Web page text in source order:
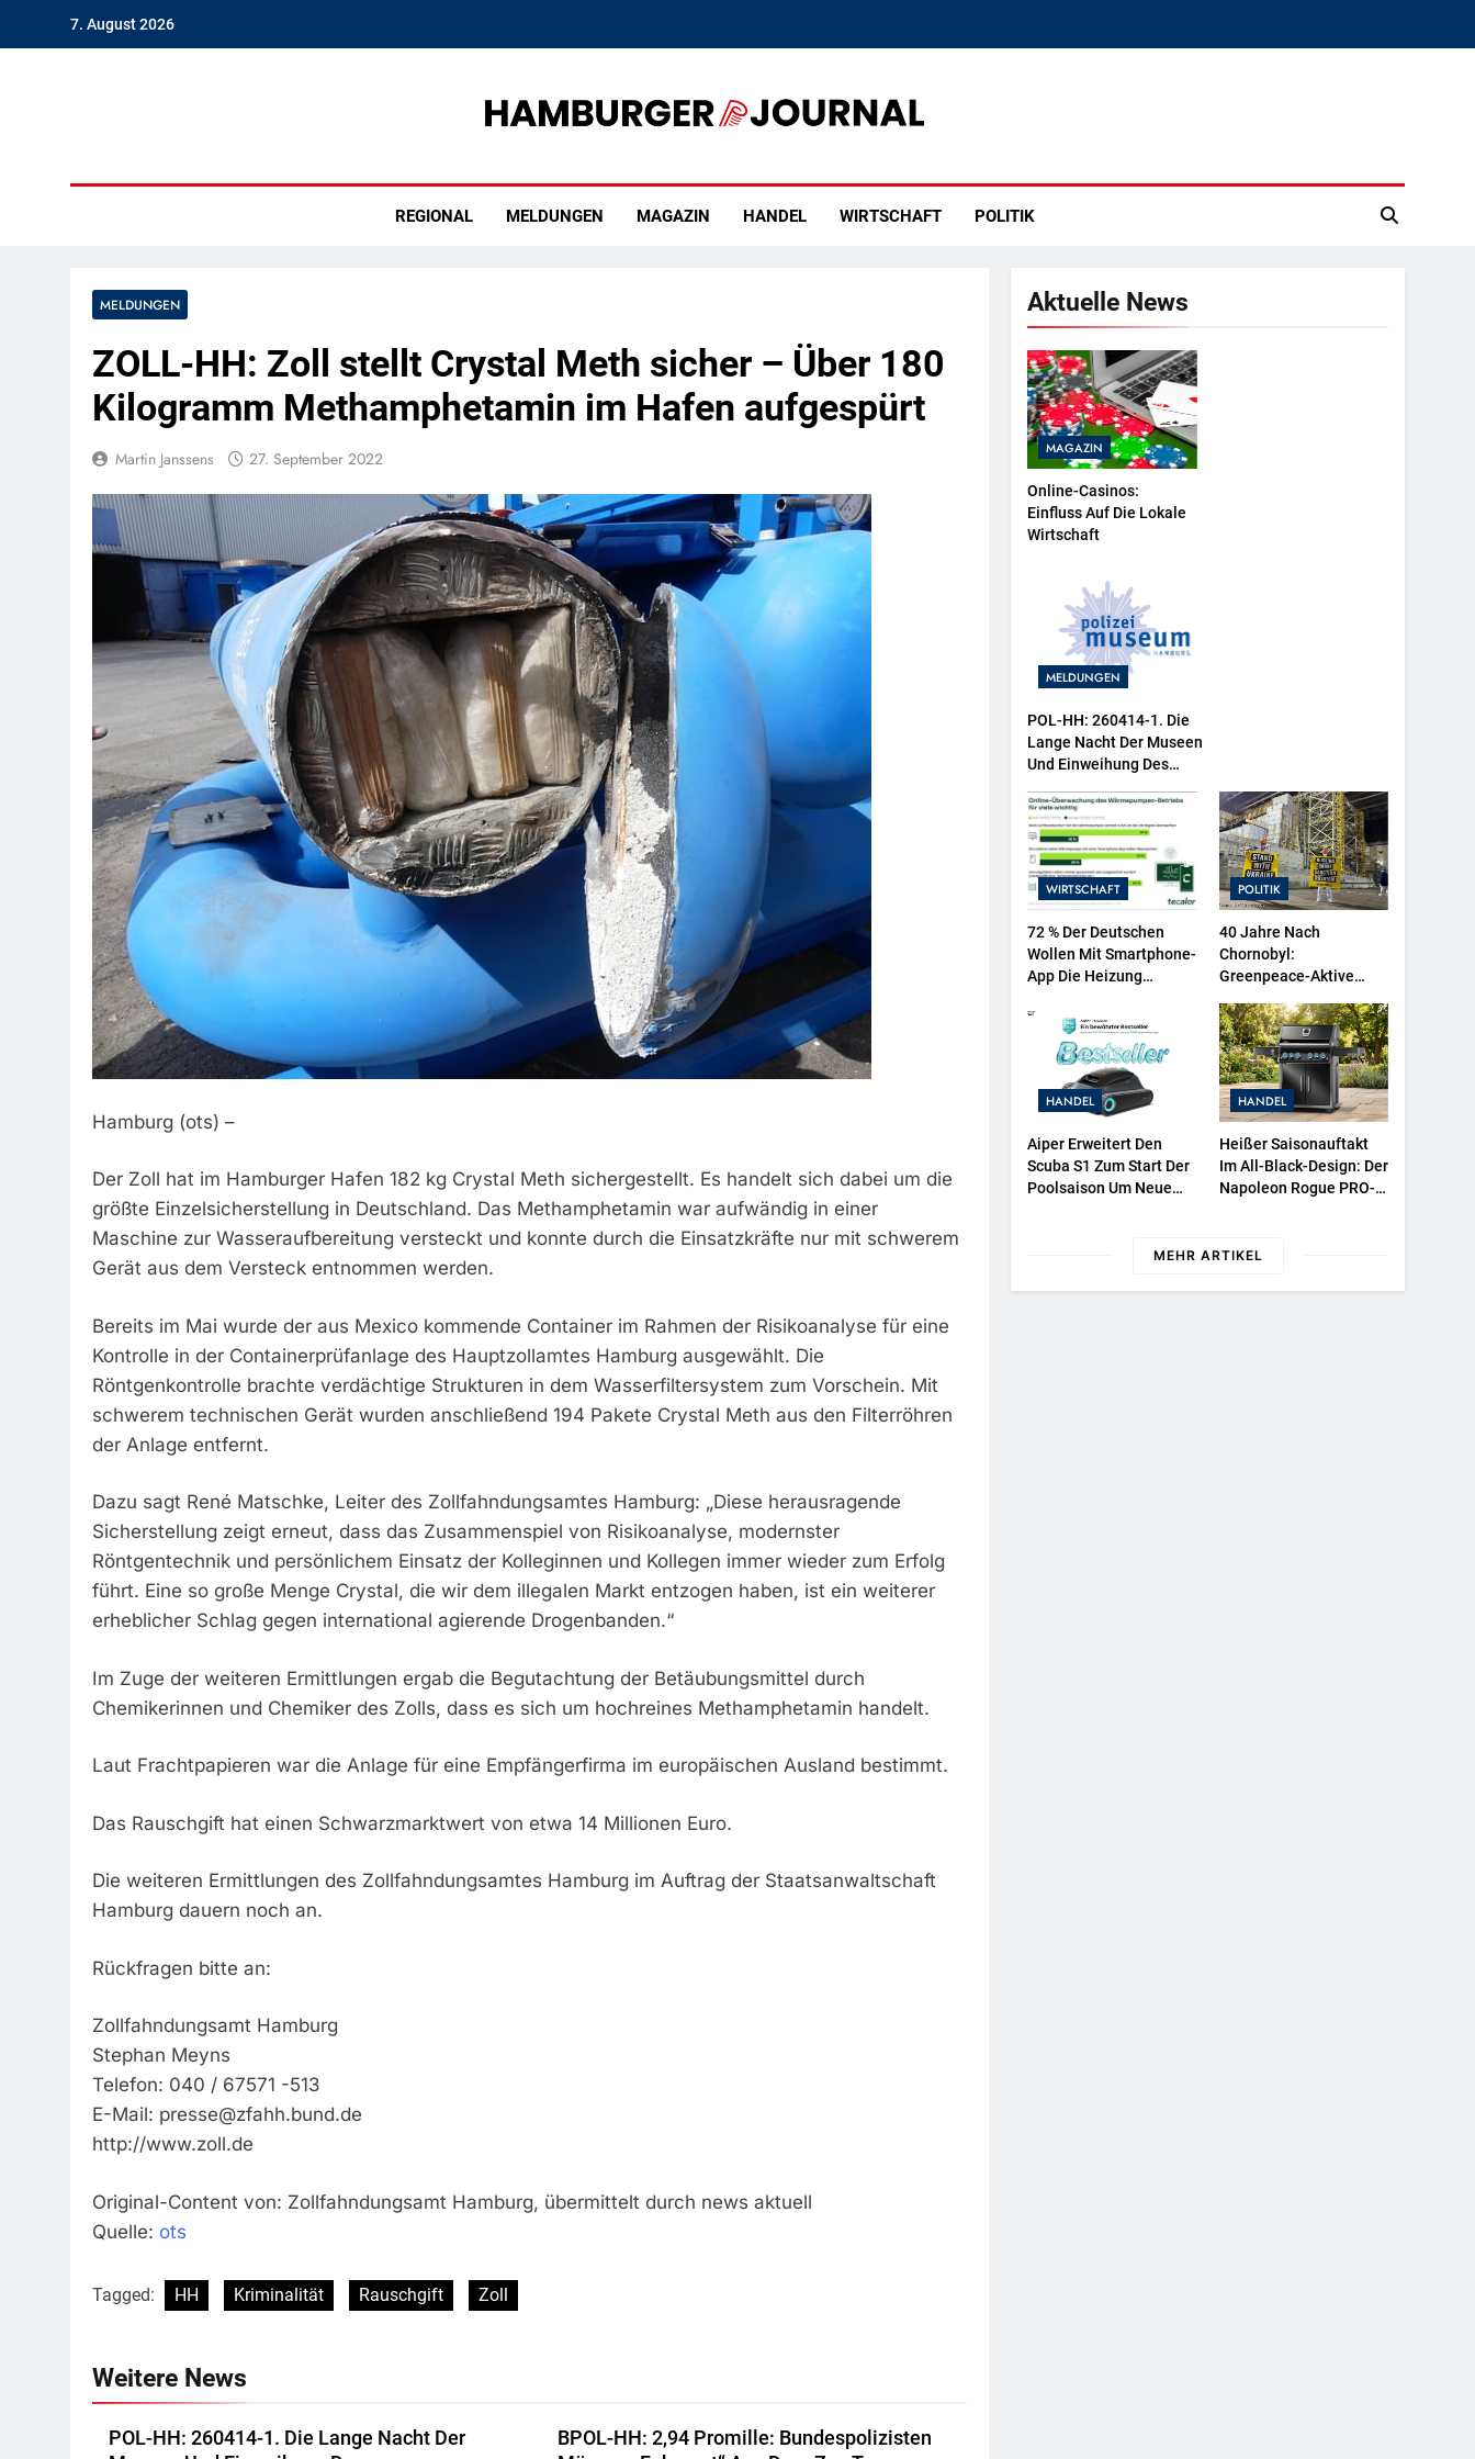
7. August 2026
REGIONAL MELDUNGEN MAGAZIN HANDEL WIRTSCHAFT POLITIK
MELDUNGEN
ZOLL-HH: Zoll stellt Crystal Meth sicher – Über 180
Kilogramm Methamphetamin im Hafen aufgespürt
Martin Janssens 27. September 2022
Hamburg (ots) –
Der Zoll hat im Hamburger Hafen 182 kg Crystal Meth sichergestellt. Es handelt sich dabei um die
größte Einzelsicherstellung in Deutschland. Das Methamphetamin war aufwändig in einer
Maschine zur Wasseraufbereitung versteckt und konnte durch die Einsatzkräfte nur mit schwerem
Gerät aus dem Versteck entnommen werden.
Bereits im Mai wurde der aus Mexico kommende Container im Rahmen der Risikoanalyse für eine
Kontrolle in der Containerprüfanlage des Hauptzollamtes Hamburg ausgewählt. Die
Röntgenkontrolle brachte verdächtige Strukturen in dem Wasserfiltersystem zum Vorschein. Mit
schwerem technischen Gerät wurden anschließend 194 Pakete Crystal Meth aus den Filterröhren
der Anlage entfernt.
Dazu sagt René Matschke, Leiter des Zollfahndungsamtes Hamburg: „Diese herausragende
Sicherstellung zeigt erneut, dass das Zusammenspiel von Risikoanalyse, modernster
Röntgentechnik und persönlichem Einsatz der Kolleginnen und Kollegen immer wieder zum Erfolg
führt. Eine so große Menge Crystal, die wir dem illegalen Markt entzogen haben, ist ein weiterer
erheblicher Schlag gegen international agierende Drogenbanden.“
Im Zuge der weiteren Ermittlungen ergab die Begutachtung der Betäubungsmittel durch
Chemikerinnen und Chemiker des Zolls, dass es sich um hochreines Methamphetamin handelt.
Laut Frachtpapieren war die Anlage für eine Empfängerfirma im europäischen Ausland bestimmt.
Das Rauschgift hat einen Schwarzmarktwert von etwa 14 Millionen Euro.
Die weiteren Ermittlungen des Zollfahndungsamtes Hamburg im Auftrag der Staatsanwaltschaft
Hamburg dauern noch an.
Rückfragen bitte an:
Zollfahndungsamt Hamburg
Stephan Meyns
Telefon: 040 / 67571 -513
E-Mail: presse@zfahh.bund.de
http://www.zoll.de
Original-Content von: Zollfahndungsamt Hamburg, übermittelt durch news aktuell
Quelle: ots
Tagged: HH Kriminalität Rauschgift Zoll
Weitere News
POL-HH: 260414-1. Die Lange Nacht Der
BPOL-HH: 2,94 Promille: Bundespolizisten
Aktuelle News
MAGAZIN
Online-Casinos:
Einfluss Auf Die Lokale
Wirtschaft
MELDUNGEN
POL-HH: 260414-1. Die
Lange Nacht Der Museen
Und Einweihung Des
Sowie Neuer
Ausstellungsbereiche Im
Polizeimuseum Hamburg
WIRTSCHAFT
72 % Der Deutschen
Wollen Mit Smartphone-
App Die Heizung
POLITIK
40 Jahre Nach
Chornobyl:
Greenpeace-Aktive
Unterstützung Bei
Wiederaufbau Der
Zerstörten Schutzhülle /
Greenpeace-Report
Dokumentiert Folgen
Drohnenangriffs
HANDEL
Aiper Erweitert Den
Scuba S1 Zum Start Der
Poolsaison Um Neue
Noch Effizienter Und
HANDEL
Heißer Saisonauftakt
Im All-Black-Design: Der
Napoleon Rogue PRO-S
MEHR ARTIKEL